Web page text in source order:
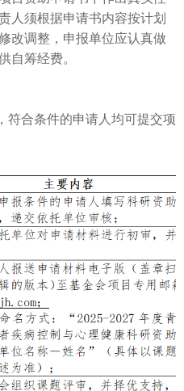
人须根据申请书内容按计划
改调整，申报单位应认真做
自筹经费。
符合条件的申请人均可提交项